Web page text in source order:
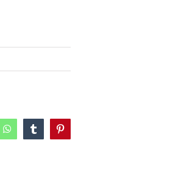
WhatsAppTumblrPinterest